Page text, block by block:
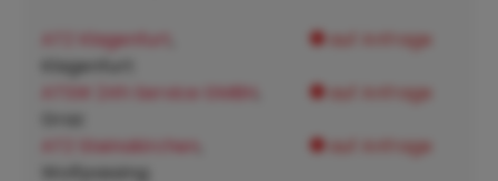
ATZ Klagenfurt
Klagenfurt:
auf Anfrage
ATSW 24h Service GMBH auf Anfrage
ATZ Steinakirchen
Wolfpassing:
auf Anfrage